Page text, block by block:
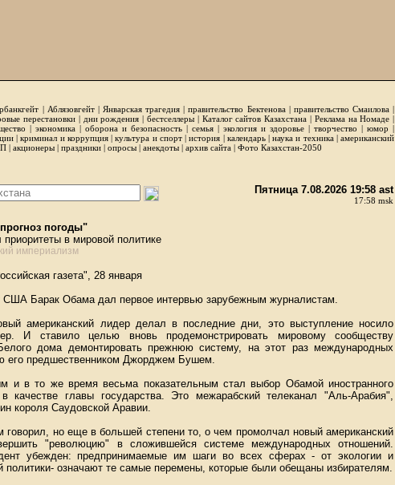
| Аблязовгейт| Январская трагедия |правительство Бектенова| правительство Смаилова|
перестановки| дни рождения | бестселлеры| Каталог сайтов Казахстана | Реклама на Номаде |
| экономика | оборона и безопасность | семья | экология и здоровье | творчество | юмор |
|криминал и коррупция|культура и спорт|история | календарь|наука и техника|американский
| акционеры | праздники | опросы | анекдоты | архив сайта | Фото Казахстан-2050
Пятница 7.08.2026 19:58 ast
17:58 msk
погоды"
в мировой политике
империализм
газета", 28 января
США Барак Обама дал первое интервью зарубежным журналистам.
американский лидер делал в последние дни, это выступление носило
И ставило целью вновь продемонстрировать мировому сообществу
дома демонтировать прежнюю систему, на этот раз международных
его предшественником Джорджем Бушем.
и в то же время весьма показательным стал выбор Обамой иностранного
главы государства. Это межарабский телеканал "Аль-Арабия",
короля Саудовской Аравии.
говорил, но еще в большей степени то, о чем промолчал новый американский
"революцию" в сложившейся системе международных отношений.
убежден: предпринимаемые им шаги во всех сферах - от экологии и
политики- означают те самые перемены, которые были обещаны избирателям.